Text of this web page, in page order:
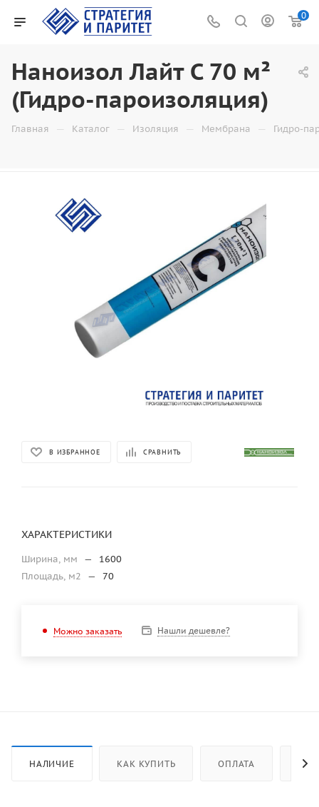
0
Наноизол Лайт C 70 м²
(Гидро-пароизоляция)
Главная — Каталог — Изоляция — Мембрана — Гидро-
В ИЗБРАННОЕ СРАВНИТЬ
ХАРАКТЕРИСТИКИ
Ширина, мм —
1600
Площадь, м2
— 70
Можно заказать Нашли дешевле?
НАЛИЧИЕ КАК КУПИТЬ ОПЛАТА